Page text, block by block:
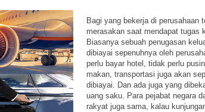
Bagi yang bekerja di perusahaan
merasakan saat mendapat tugas
Biasanya sebuah penugasan
dibiayai sepenuhnya oleh
perlu bayar hotel, tidak perlu
makan, transportasi juga akan
dibiayai. Dan ada juga yang
uang saku. Para pejabat negara
rakyat juga sama, kalau